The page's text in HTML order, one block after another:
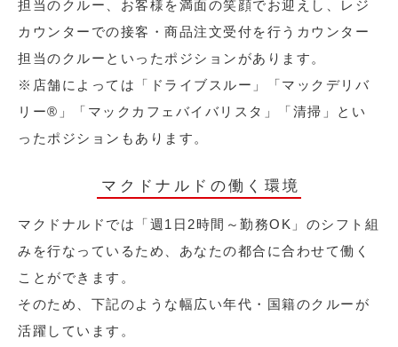
担当のクルー、お客様を満面の笑顔でお迎えし、レジ
カウンターでの接客・商品注文受付を行うカウンター
担当のクルーといったポジションがあります。
※店舗によっては「ドライブスルー」「マックデリバ
リー®︎」「マックカフェバイバリスタ」「清掃」とい
ったポジションもあります。
マクドナルドの働く環境
マクドナルドでは「週1日2時間～勤務OK」のシフト組
みを行なっているため、あなたの都合に合わせて働く
ことができます。
そのため、下記のような幅広い年代・国籍のクルーが
活躍しています。